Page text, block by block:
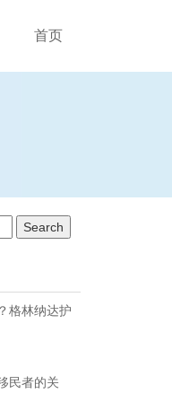
首页
格林纳达护
民者的关